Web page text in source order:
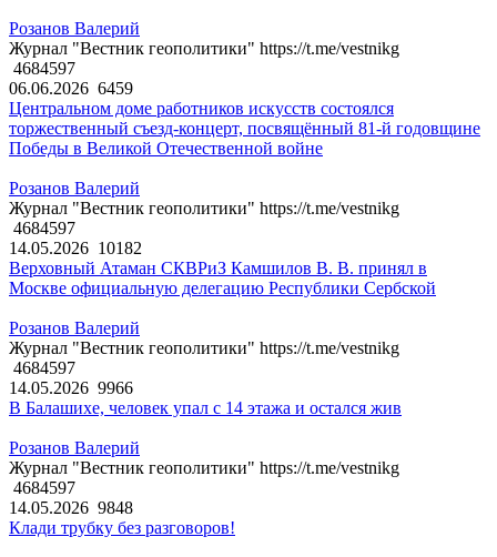
Розанов Валерий
Журнал "Вестник геополитики" https://t.me/vestnikg
4684597
06.06.2026 6459
Центральном доме работников искусств состоялся
торжественный съезд-концерт, посвящённый 81-й годовщине
Победы в Великой Отечественной войне
Розанов Валерий
Журнал "Вестник геополитики" https://t.me/vestnikg
4684597
14.05.2026 10182
Верховный Атаман СКВРиЗ Камшилов В. В. принял в
Москве официальную делегацию Республики Сербской
Розанов Валерий
Журнал "Вестник геополитики" https://t.me/vestnikg
4684597
14.05.2026 9966
В Балашихе, человек упал с 14 этажа и остался жив
Розанов Валерий
Журнал "Вестник геополитики" https://t.me/vestnikg
4684597
14.05.2026 9848
Клади трубку без разговоров!